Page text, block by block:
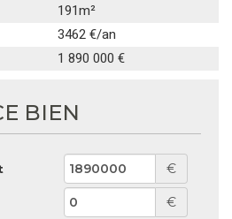
191m²
3462 €/an
1 890 000 €
BIEN
€
€